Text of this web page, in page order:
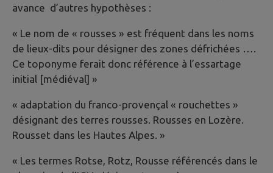
avance d’autres hypothèses :
« Le nom de « rousses » est fréquent dans les noms
de lieux-dits pour désigner des zones défrichées ….
Ce toponyme ferait donc référence à l’essartage
initial [médiéval] »
« adaptation du franco-provençal « rouchettes »
désignant des terres rousses. Rousses en Lozère.
Rousset dans les Hautes Alpes. »
« Les termes Rotse, Rotz, Rousse référencés dans le